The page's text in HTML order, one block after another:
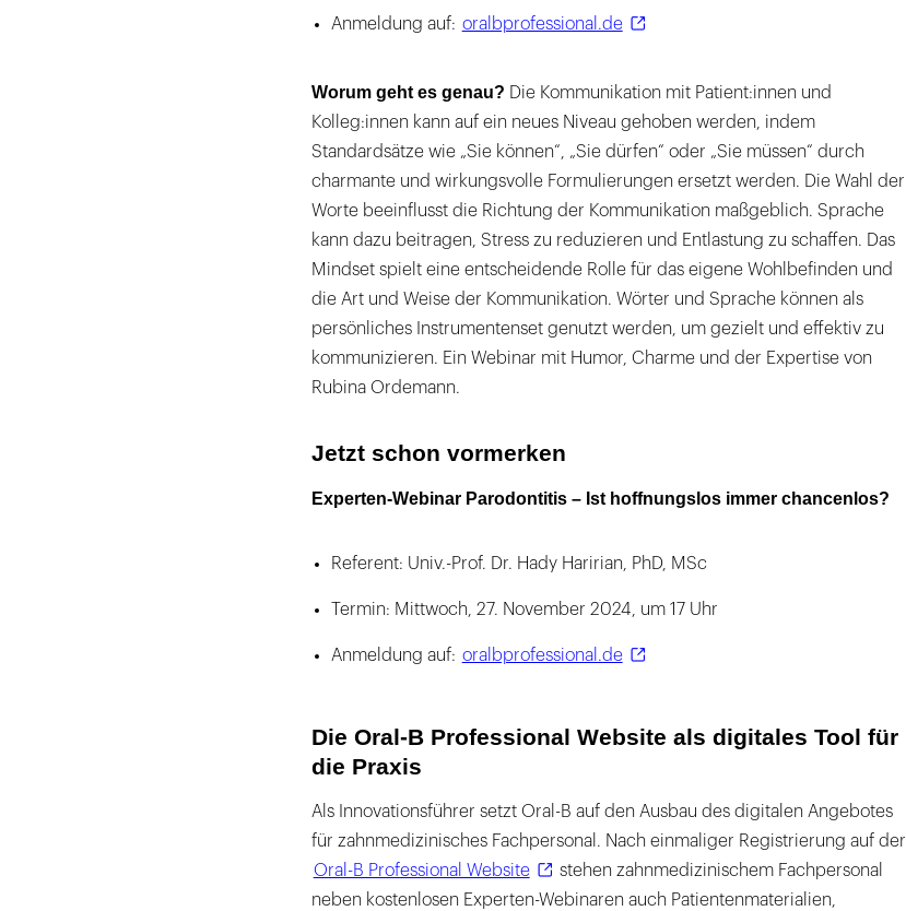
Anmeldung auf: oralbprofessional.de
Worum geht es genau? Die Kommunikation mit Patient:innen und
Kolleg:innen kann auf ein neues Niveau gehoben werden, indem
Standardsätze wie „Sie können“, „Sie dürfen“ oder „Sie müssen“ durch
charmante und wirkungsvolle Formulierungen ersetzt werden. Die Wahl der
Worte beeinflusst die Richtung der Kommunikation maßgeblich. Sprache
kann dazu beitragen, Stress zu reduzieren und Entlastung zu schaffen. Das
Mindset spielt eine entscheidende Rolle für das eigene Wohlbefinden und
die Art und Weise der Kommunikation. Wörter und Sprache können als
persönliches Instrumentenset genutzt werden, um gezielt und effektiv zu
kommunizieren. Ein Webinar mit Humor, Charme und der Expertise von
Rubina Ordemann.
Jetzt schon vormerken
Experten-Webinar Parodontitis – Ist hoffnungslos immer chancenlos?
Referent: Univ.-Prof. Dr. Hady Haririan, PhD, MSc
Termin: Mittwoch, 27. November 2024, um 17 Uhr
Anmeldung auf: oralbprofessional.de
Die Oral-B Professional Website als digitales Tool für
die Praxis
Als Innovationsführer setzt Oral-B auf den Ausbau des digitalen Angebotes
für zahnmedizinisches Fachpersonal. Nach einmaliger Registrierung auf der
Oral-B Professional Website
stehen zahnmedizinischem Fachpersonal
neben kostenlosen Experten-Webinaren auch Patientenmaterialien,